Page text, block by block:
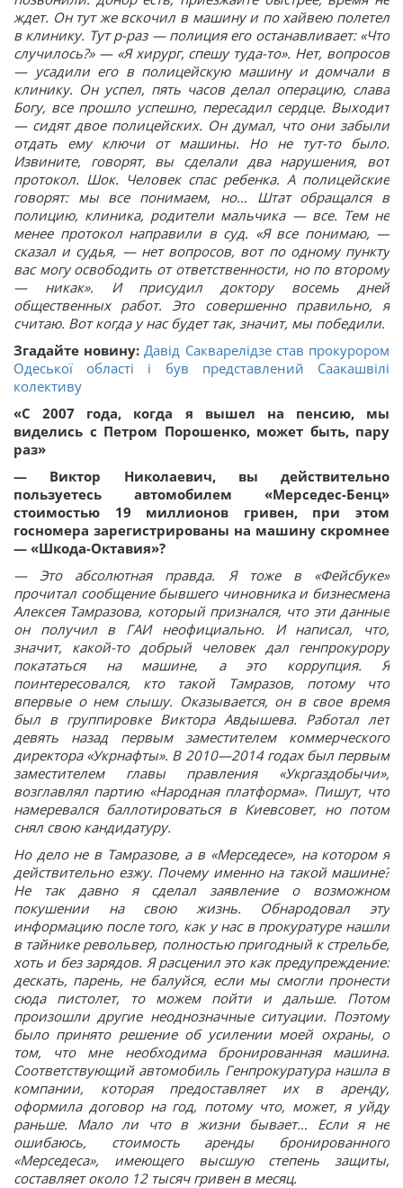
ждет. Он тут же вскочил в машину и по хайвею полетел
в клинику. Тут р-раз — полиция его останавливает: «Что
случилось?» — «Я хирург, спешу туда-то». Нет, вопросов
— усадили его в полицейскую машину и домчали в
клинику. Он успел, пять часов делал операцию, слава
Богу, все прошло успешно, пересадил сердце. Выходит
— сидят двое полицейских. Он думал, что они забыли
отдать ему ключи от машины. Но не тут-то было.
Извините, говорят, вы сделали два нарушения, вот
протокол. Шок. Человек спас ребенка. А полицейские
говорят: мы все понимаем, но… Штат обращался в
полицию, клиника, родители мальчика — все. Тем не
менее протокол направили в суд. «Я все понимаю, —
сказал и судья, — нет вопросов, вот по одному пункту
вас могу освободить от ответственности, но по второму
— никак». И присудил доктору восемь дней
общественных работ. Это совершенно правильно, я
считаю. Вот когда у нас будет так, значит, мы победили.
Згадайте новину: Давід Сакварелідзе став прокурором
Одеської області і був представлений Саакашвілі
колективу
«С 2007 года, когда я вышел на пенсию, мы
виделись с Петром Порошенко, может быть, пару
раз»
— Виктор Николаевич, вы действительно
пользуетесь автомобилем «Мерседес-Бенц»
стоимостью 19 миллионов гривен, при этом
госномера зарегистрированы на машину скромнее
— «Шкода-Октавия»?
— Это абсолютная правда. Я тоже в «Фейсбуке»
прочитал сообщение бывшего чиновника и бизнесмена
Алексея Тамразова, который признался, что эти данные
он получил в ГАИ неофициально. И написал, что,
значит, какой-то добрый человек дал генпрокурору
покататься на машине, а это коррупция. Я
поинтересовался, кто такой Тамразов, потому что
впервые о нем слышу. Оказывается, он в свое время
был в группировке Виктора Авдышева. Работал лет
девять назад первым заместителем коммерческого
директора «Укрнафты». В 2010—2014 годах был первым
заместителем главы правления «Укргаздобычи»,
возглавлял партию «Народная платформа». Пишут, что
намеревался баллотироваться в Киевсовет, но потом
снял свою кандидатуру.
Но дело не в Тамразове, а в «Мерседесе», на котором я
действительно езжу. Почему именно на такой машине?
Не так давно я сделал заявление о возможном
покушении на свою жизнь. Обнародовал эту
информацию после того, как у нас в прокуратуре нашли
в тайнике револьвер, полностью пригодный к стрельбе,
хоть и без зарядов. Я расценил это как предупреждение:
дескать, парень, не балуйся, если мы смогли пронести
сюда пистолет, то можем пойти и дальше. Потом
произошли другие неоднозначные ситуации. Поэтому
было принято решение об усилении моей охраны, о
том, что мне необходима бронированная машина.
Соответствующий автомобиль Генпрокуратура нашла в
компании, которая предоставляет их в аренду,
оформила договор на год, потому что, может, я уйду
раньше. Мало ли что в жизни бывает… Если я не
ошибаюсь, стоимость аренды бронированного
«Мерседеса», имеющего высшую степень защиты,
составляет около 12 тысяч гривен в месяц.